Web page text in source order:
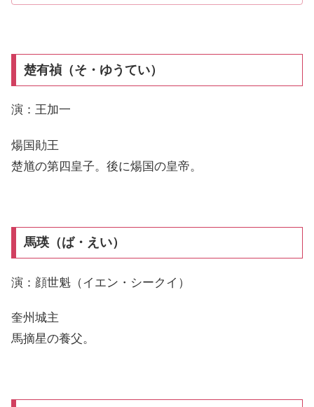
楚有禎（そ・ゆうてい）
演：王加一
煬国勛王
楚馗の第四皇子。後に煬国の皇帝。
馬瑛（ば・えい）
演：顔世魁（イエン・シークイ）
奎州城主
馬摘星の養父。